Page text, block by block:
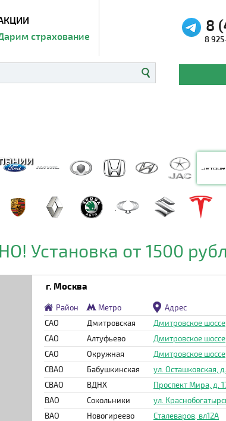
страхование
8
8
Установка от 1500
г. Москва
Район Метро
Адрес
САО
Дмитровская
Дмитровское
САО
Алтуфьево
Дмитровское
САО
Окружная
Дмитровское
СВАО
Бабушкинская
ул. Осташковская,
СВАО
ВДНХ
Проспект Мира, д.
ВАО
Сокольники
ул.
ВАО
Новогиреево
Сталеваров, вл12А